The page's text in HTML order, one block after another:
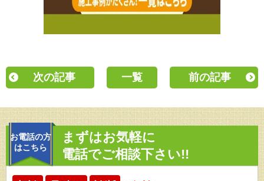
次の記事 一覧 前の記事
お電話の方
はこちら
まずはお気軽に
電話でご相談下さい!!